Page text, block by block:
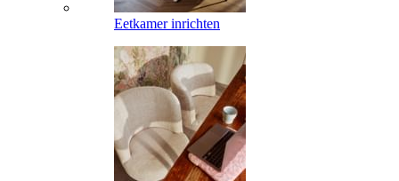
Eetkamer inrichten